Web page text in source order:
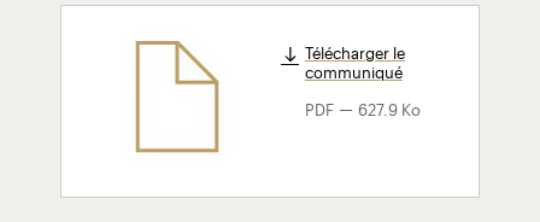
Télécharger le
communiqué
PDF 627.9 Ko